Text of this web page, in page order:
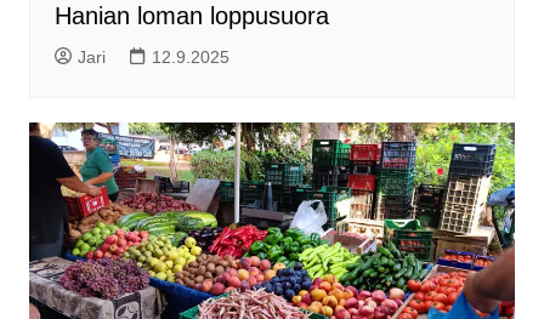
Hanian loman loppusuora
Jari 12.9.2025